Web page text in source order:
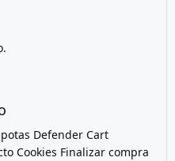
Defender Cart
Cookies Finalizar compra